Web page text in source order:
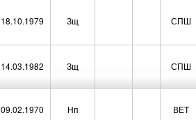
18.10.1979 Зщ СПШ
14.03.1982 Зщ СПШ
09.02.1970 Нп ВЕТ